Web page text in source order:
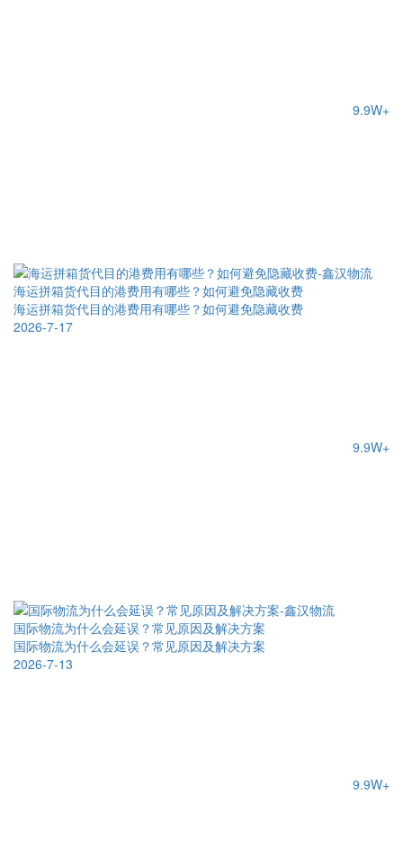
9.9W+
海运拼箱货代目的港费用有哪些？如何避免隐藏收费
海运拼箱货代目的港费用有哪些？如何避免隐藏收费
2026-7-17
9.9W+
国际物流为什么会延误？常见原因及解决方案
国际物流为什么会延误？常见原因及解决方案
2026-7-13
9.9W+